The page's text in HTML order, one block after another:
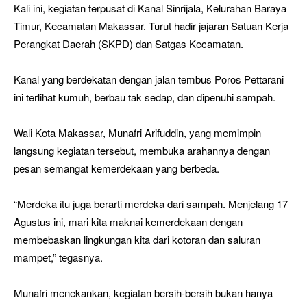
Kali ini, kegiatan terpusat di Kanal Sinrijala, Kelurahan Baraya
Timur, Kecamatan Makassar. Turut hadir jajaran Satuan Kerja
Perangkat Daerah (SKPD) dan Satgas Kecamatan.
Kanal yang berdekatan dengan jalan tembus Poros Pettarani
ini terlihat kumuh, berbau tak sedap, dan dipenuhi sampah.
Wali Kota Makassar, Munafri Arifuddin, yang memimpin
langsung kegiatan tersebut, membuka arahannya dengan
pesan semangat kemerdekaan yang berbeda.
“Merdeka itu juga berarti merdeka dari sampah. Menjelang 17
Agustus ini, mari kita maknai kemerdekaan dengan
membebaskan lingkungan kita dari kotoran dan saluran
mampet,” tegasnya.
Munafri menekankan, kegiatan bersih-bersih bukan hanya